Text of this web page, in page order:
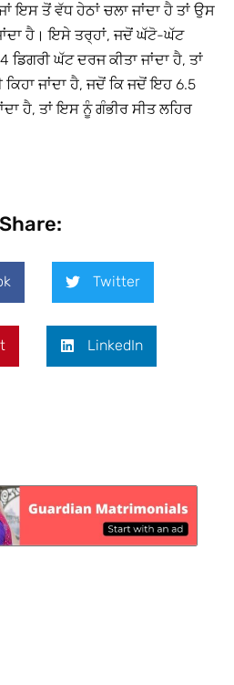
ਇਸ ਤੋਂ ਵੱਧ ਹੇਠਾਂ ਚਲਾ ਜਾਂਦਾ ਹੈ ਤਾਂ ਉਸ
ਹੈ। ਇਸੇ ਤਰ੍ਹਾਂ, ਜਦੋਂ ਘੱਟੋ-ਘੱਟ
ਘੱਟ ਦਰਜ ਕੀਤਾ ਜਾਂਦਾ ਹੈ, ਤਾਂ
ਜਾਂਦਾ ਹੈ, ਜਦੋਂ ਕਿ ਜਦੋਂ ਇਹ 6.5
ਹੈ, ਤਾਂ ਇਸ ਨੂੰ ਗੰਭੀਰ ਸੀਤ ਲਹਿਰ
Share:
Twitter
LinkedIn